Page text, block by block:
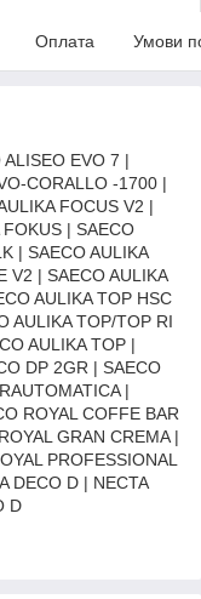
Оплата Умови
EVO 7 |
CORALLO -1700 |
FOCUS V2 |
| SAECO
| SAECO AULIKA
V2 | SAECO AULIKA
AULIKA TOP HSC
AULIKA TOP/TOP RI
AULIKA TOP |
DP 2GR | SAECO
|
ROYAL COFFE BAR
GRAN CREMA |
PROFESSIONAL
DECO D | NECTA
D